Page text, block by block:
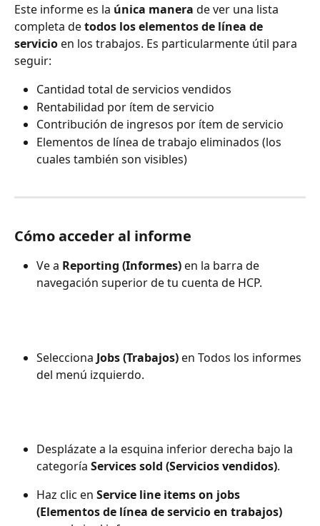
Este informe es la única manera de ver una lista
completa de todos los elementos de línea de
servicio en los trabajos. Es particularmente útil para
seguir:
Cantidad total de servicios vendidos
Rentabilidad por ítem de servicio
Contribución de ingresos por ítem de servicio
Elementos de línea de trabajo eliminados (los
cuales también son visibles)
Cómo acceder al informe
Ve a Reporting (Informes) en la barra de
navegación superior de tu cuenta de HCP.
Selecciona Jobs (Trabajos) en Todos los informes
del menú izquierdo.
Desplázate a la esquina inferior derecha bajo la
categoría Services sold (Servicios vendidos).
Haz clic en Service line items on jobs
(Elementos de línea de servicio en trabajos)